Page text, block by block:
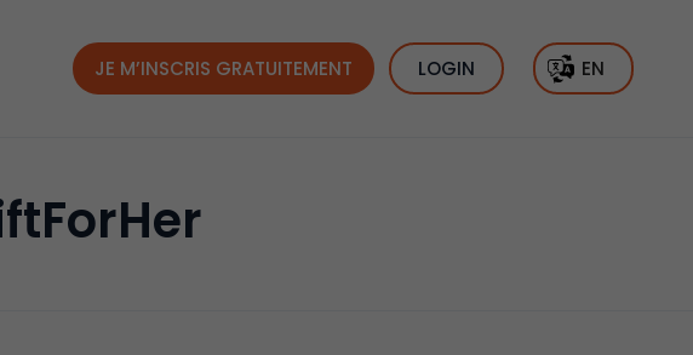
JE M’INSCRIS GRATUITEMENT LOGIN EN